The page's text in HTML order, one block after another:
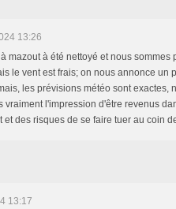
13:26
mazout à été nettoyé et nous sommes
le vent est frais; on nous annonce un
les prévisions météo sont exactes,
vraiment l'impression d'être revenus
et des risques de se faire tuer au coin
13:17